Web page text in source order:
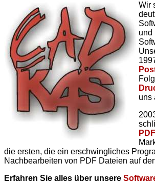
Wir
und
uns
die ersten, die ein erschwingliches
Nachbearbeiten von PDF Dateien auf
Erfahren Sie alles über unsere